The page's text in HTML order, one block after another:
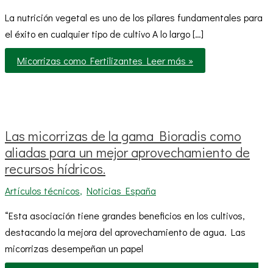
La nutrición vegetal es uno de los pilares fundamentales para
el éxito en cualquier tipo de cultivo A lo largo […]
Micorrizas como Fertilizantes Leer más »
Las micorrizas de la gama Bioradis como
aliadas para un mejor aprovechamiento de
recursos hídricos.
Artículos técnicos, Noticias España
“Esta asociación tiene grandes beneficios en los cultivos,
destacando la mejora del aprovechamiento de agua. Las
micorrizas desempeñan un papel